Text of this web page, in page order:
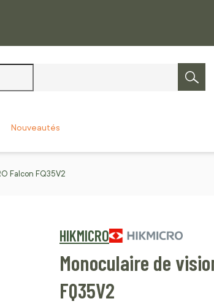
Nouveautés
Falcon FQ35V2
HIKMICRO
Monoculaire de
FQ35V2